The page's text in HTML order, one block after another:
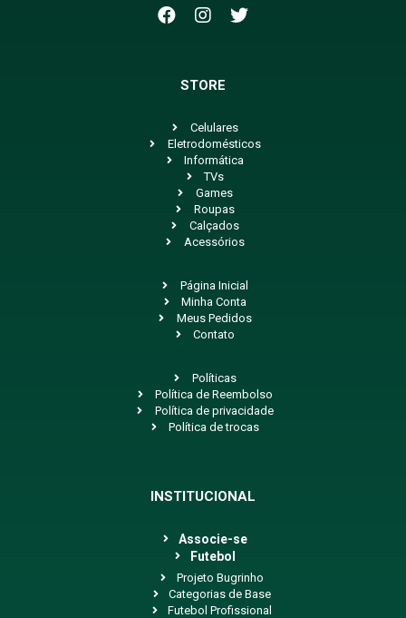
STORE
Celulares
Eletrodomésticos
Informática
TVs
Games
Roupas
Calçados
Acessórios
Página Inicial
Minha Conta
Meus Pedidos
Contato
Políticas
Política de Reembolso
Política de privacidade
Política de trocas
INSTITUCIONAL
Associe-se
Futebol
Projeto Bugrinho
Categorias de Base
Futebol Profissional